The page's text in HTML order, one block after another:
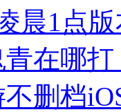
晨1点
在哪
删档